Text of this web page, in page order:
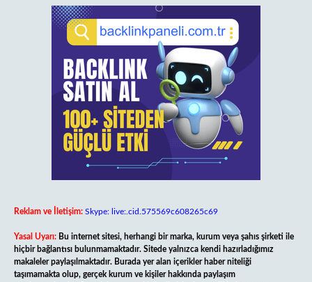
Reklam ve İletişim: Skype: live:.cid.575569c608265c69
Yasal Uyarı: Bu internet sitesi, herhangi bir marka, kurum veya şahıs şirketi ile
hiçbir bağlantısı bulunmamaktadır. Sitede yalnızca kendi hazırladığımız
makaleler paylaşılmaktadır. Burada yer alan içerikler haber niteliği
taşımamakta olup, gerçek kurum ve kişiler hakkında paylaşım